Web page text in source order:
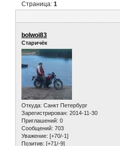
Страница:1
bolwoi83
Старичёк
Откуда: Санкт Петербург
Зарегистрирован: 2014-11-30
Приглашений: 0
Сообщений: 703
Уважение: [+70/-1]
Позитив: [+71/-9]